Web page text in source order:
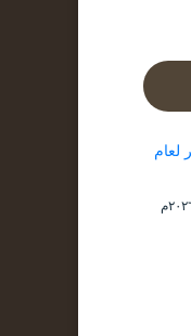
لعام